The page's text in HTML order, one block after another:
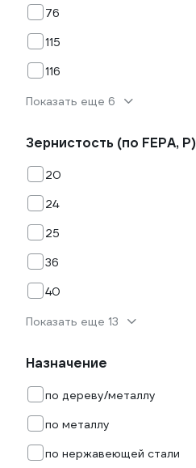
76
115
116
Показать еще 6
Зернистость (по FEPA, P)
20
24
25
36
40
Показать еще 13
Назначение
по дереву/металлу
по металлу
по нержавеющей стали